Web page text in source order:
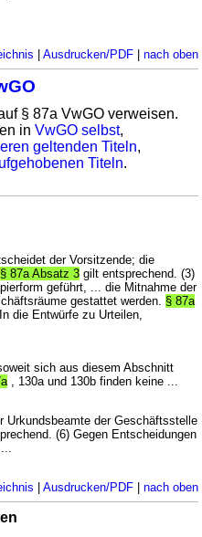
| Ausdrucken/PDF| nach oben
§ 87a VwGO verweisen.
inVwGO selbst,
geltenden Titeln,
Titeln.
der Vorsitzende; die
§ 87a Absatz 3 gilt entsprechend. (3)
geführt, ... die Mitnahme der
gestattet werden. § 87a
die Entwürfe zu Urteilen,
sich aus diesem Abschnitt
, 130a und 130b finden keine ...
Urkundsbeamte der Geschäftsstelle
(6) Gegen Entscheidungen
| Ausdrucken/PDF| nach oben